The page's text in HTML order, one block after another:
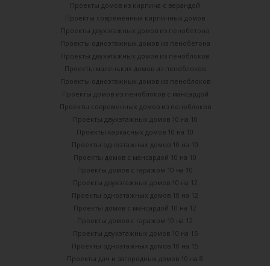
Проекты домов из кирпича с верандой
Проекты современных кирпичных домов
Проекты двухэтажных домов из пенобетона
Проекты одноэтажных домов из пенобетона
Проекты двухэтажных домов из пеноблоков
Проекты маленьких домов из пеноблоков
Проекты одноэтажных домов из пеноблоков
Проекты домов из пеноблоков с мансардой
Проекты современных домов из пеноблоков
Проекты двухэтажных домов 10 на 10
Проекты каркасных домов 10 на 10
Проекты одноэтажных домов 10 на 10
Проекты домов с мансардой 10 на 10
Проекты домов с гаражом 10 на 10
Проекты двухэтажных домов 10 на 12
Проекты одноэтажных домов 10 на 12
Проекты домов с мансардой 10 на 12
Проекты домов с гаражом 10 на 12
Проекты двухэтажных домов 10 на 15
Проекты одноэтажных домов 10 на 15
Проекты дач и загородных домов 10 на 8